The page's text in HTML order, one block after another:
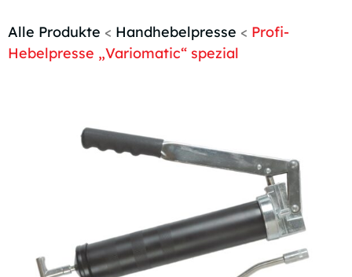
Handelspartner werden
Alle Produkte < Handhebelpresse < Profi-
Hebelpresse „Variomatic“ spezial